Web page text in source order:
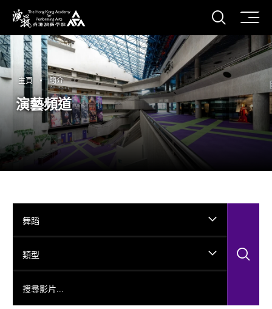
香港演藝學院
打開
主頁 簡介
演藝頻道
舞蹈
類型